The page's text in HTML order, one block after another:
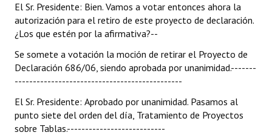
El Sr. Presidente: Bien. Vamos a votar entonces ahora la
autorización para el retiro de este proyecto de declaración.
¿Los que estén por la afirmativa?--
Se somete a votación la moción de retirar el Proyecto de
Declaración 686/06, siendo aprobada por unanimidad.-------
----------------------------------------------
El Sr. Presidente: Aprobado por unanimidad. Pasamos al
punto siete del orden del día, Tratamiento de Proyectos
sobre Tablas.---------------------------